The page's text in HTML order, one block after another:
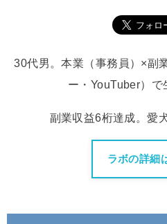
30代男。本業（事務員）×副
ー・YouTuber）で
副業収益6桁達成。愛
ラボの詳細